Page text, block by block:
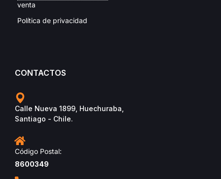
venta
Política de privacidad
CONTACTOS
Calle Nueva 1899, Huechuraba,
Santiago - Chile.
Código Postal:
8600349